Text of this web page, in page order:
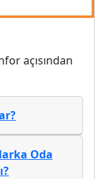
açısından
Oda